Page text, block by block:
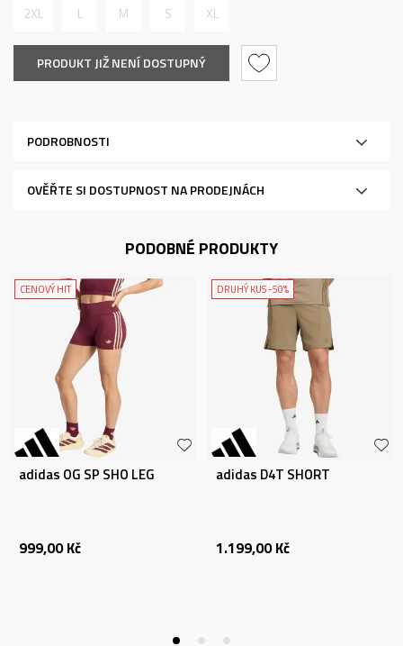
2XL L M S XL
PRODUKT JIŽ NENÍ DOSTUPNÝ
PODROBNOSTI
OVĚŘTE SI DOSTUPNOST NA PRODEJNÁCH
PODOBNÉ PRODUKTY
CENOVÝ HIT
adidas OG SP SHO LEG
999,00 Kč
DRUHÝ KUS -50%
adidas D4T SHORT
1.199,00 Kč